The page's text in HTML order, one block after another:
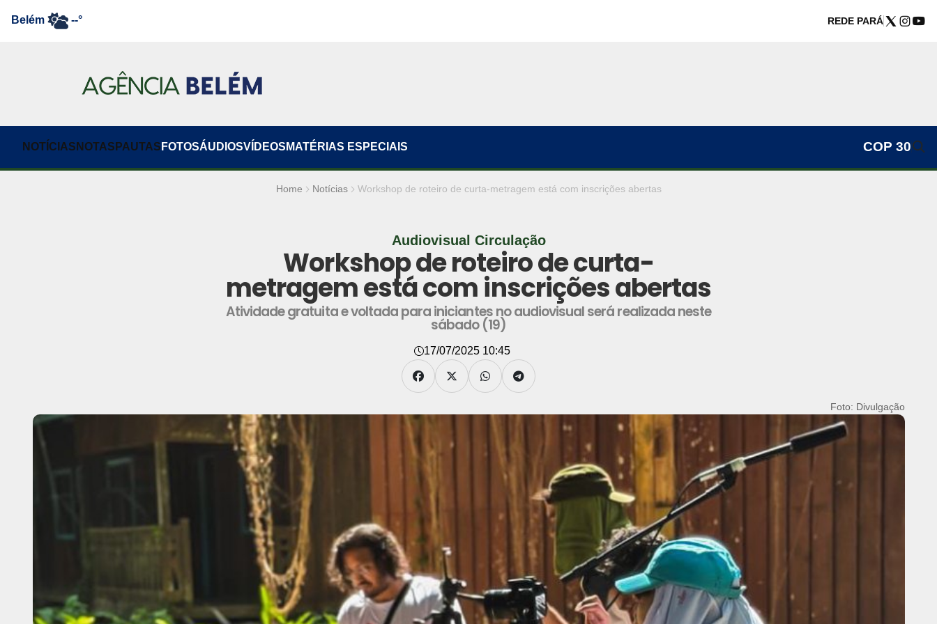
Belém --° REDE PARÁ
NOTÍCIAS NOTAS PAUTAS FOTOSÁUDIOSVÍDEOS MATÉRIAS ESPECIAIS COP 30
Home Notícias Workshop de roteiro de curta-metragem está com inscrições abertas
Audiovisual Circulação
Workshop de roteiro de curta-
metragem está com inscrições abertas
Atividade gratuita e voltada para iniciantes no audiovisual será realizada neste
sábado (19)
17/07/2025 10:45
Foto: Divulgação